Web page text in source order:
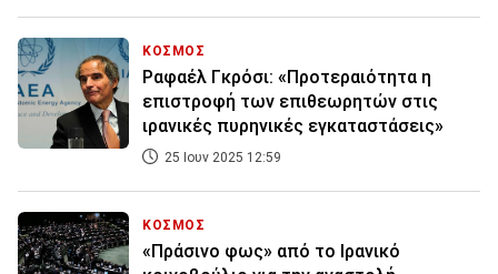
ΚΟΣΜΟΣ
Ραφαέλ Γκρόσι: «Προτεραιότητα η
επιστροφή των επιθεωρητών στις
ιρανικές πυρηνικές εγκαταστάσεις»
25 Ιουν 2025 12:59
ΚΟΣΜΟΣ
«Πράσινο φως» από το Ιρανικό